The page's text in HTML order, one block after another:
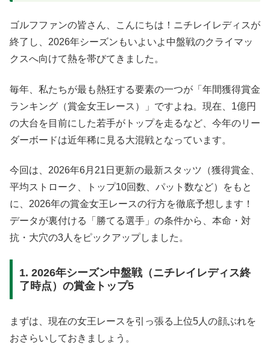
ゴルフファンの皆さん、こんにちは！ニチレイレディスが
終了し、2026年シーズンもいよいよ中盤戦のクライマッ
クスへ向けて熱を帯びてきました 。
毎年、私たちが最も熱狂する要素の一つが「年間獲得賞金
ランキング（賞金女王レース）」ですよね。現在、1億円
の大台を目前にした若手がトップを走るなど、今年のリー
ダーボードは近年稀に見る大混戦となっています。
今回は、2026年6月21日更新の最新スタッツ（獲得賞金、
平均ストローク、トップ10回数、パット数など）をもと
に、2026年の賞金女王レースの行方を徹底予想します ！
データが裏付ける「勝てる選手」の条件から、本命・対
抗・大穴の3人をピックアップしました。
1. 2026年シーズン中盤戦（ニチレイレディス終
了時点）の賞金トップ5
まずは、現在の女王レースを引っ張る上位5人の顔ぶれを
おさらいしておきましょう 。